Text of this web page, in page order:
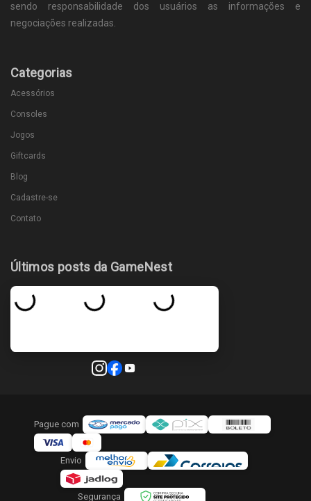
sendo responsabilidade dos usuários as informações e
negociações realizadas.
Categorias
Acessórios
Consoles
Jogos
Giftcards
Blog
Cadastre-se
Contato
Últimos posts da GameNest
Pague com
Envio
Segurança